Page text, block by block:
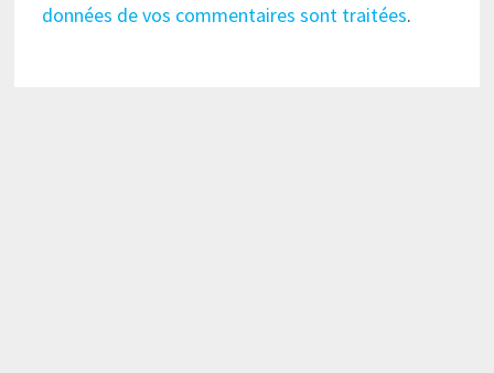
données de vos commentaires sont traitées.